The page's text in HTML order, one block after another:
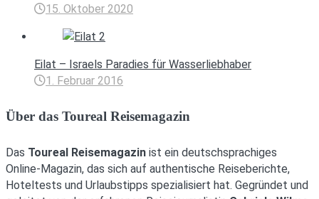
15. Oktober 2020
Eilat – Israels Paradies für Wasserliebhaber
1. Februar 2016
Über das Toureal Reisemagazin
Das Toureal Reisemagazin ist ein deutschsprachiges
Online-Magazin, das sich auf authentische Reiseberichte,
Hoteltests und Urlaubstipps spezialisiert hat. Gegründet und